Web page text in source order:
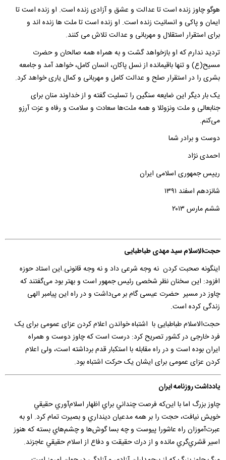
هوگو چاوز زنده است تا عدالت و عشق و آزادی زنده است. او زنده است تا
ایمان و پاکی و انسانیت زنده است. او زنده است تا ملت ها زنده اند و
برای استقرار استقلال و مهربانی و عدالت تلاش می کنند.
تردید ندارم که او بازخواهد گشت و به همراه همه صالحان و حضرت
مسیح(ع) و تنها باقیمانده از نسل پاکان، انسان کامل، خواهد آمد و جامعه
بشری را در استقرار صلح و عدالت کامل و مهربانی و کمال یاری خواهد کرد.
یک بار دیگر این ضایعه سنگین را تسلیت گفته و از خداوند منان برای
جنابعالی و ملت ونزوئلا و همه ملت‌ها سعادت و سلامت و رفاه و عزت آرزو
می‌کنم.
دوست و برادر شما
احمدی نژاد
رییس جمهوری اسلامی ایران
شانزدهم اسفند ۱۳۹۱
ششم مارس ۲۰۱۳
حجت‌الاسلام سید مهدی طباطبایی
اینگونه صحبت کردن نه وجه شرعی داد و نه وجه قانونی.این استاد حوزه
افزود: این سخنان نظر شخصی رئیس جمهور است و بهتر بود می‌گفتند که
چاوز در مسیر حضرت عیسی گام بر می‌داشت و در راه این پیامبر الهی
زندگی کرده است.
حجت‌الاسلام طباطبایی با اشتباه خواندن اعلام کردن عزای عمومی برای یک
فرد خارجی در کشور تصریح کرد: درست است که چاوز دوست و همراه
ایران بوده است و در راه مقابله با استکبار قدم برداشته است، ولی اعلام
کردن عزای عمومی برای ایشان یک حرکت اشتباه بود.
یادداشت روزنامه ایران
چاوز بزرگ اما با اين‌كه فرصت چنداني براي اظهار اسلام‌آوري حقيقي
خويش نيافت، حجت را بر همه مدعيان دينداري و بصيرت تمام كرد. او به
عبرت‌آموزان راه عاشورا پيوست و چه بسا گوش‌ها و چشم‌هاي بسته كه هنوز
اسير قشري‌گري مانده و از درك حقيقت و دفاع از اسلام حقيقي عاجزند.